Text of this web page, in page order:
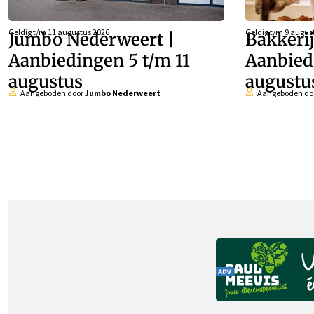
Geldig t/m 11 augustus 2026
Jumbo Nederweert |
Aanbiedingen 5 t/m 11
augustus
Aangeboden doorJumbo Nederweert
Geldig t/m 9
Bakkerij
Aangeboden